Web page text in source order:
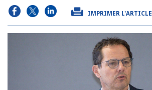
IMPRIMER L'ARTICLE